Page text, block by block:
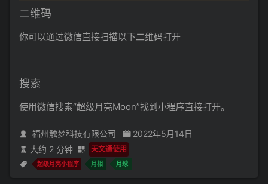
二维码
你可以通过微信直接扫描以下二维码打开
搜索
使用微信搜索“超级月亮Moon”找到小程序直接打开。
福州触梦科技有限公司
2022年5月14日
大约 2 分钟
天文通使用
超级月亮小程序 月相 月球